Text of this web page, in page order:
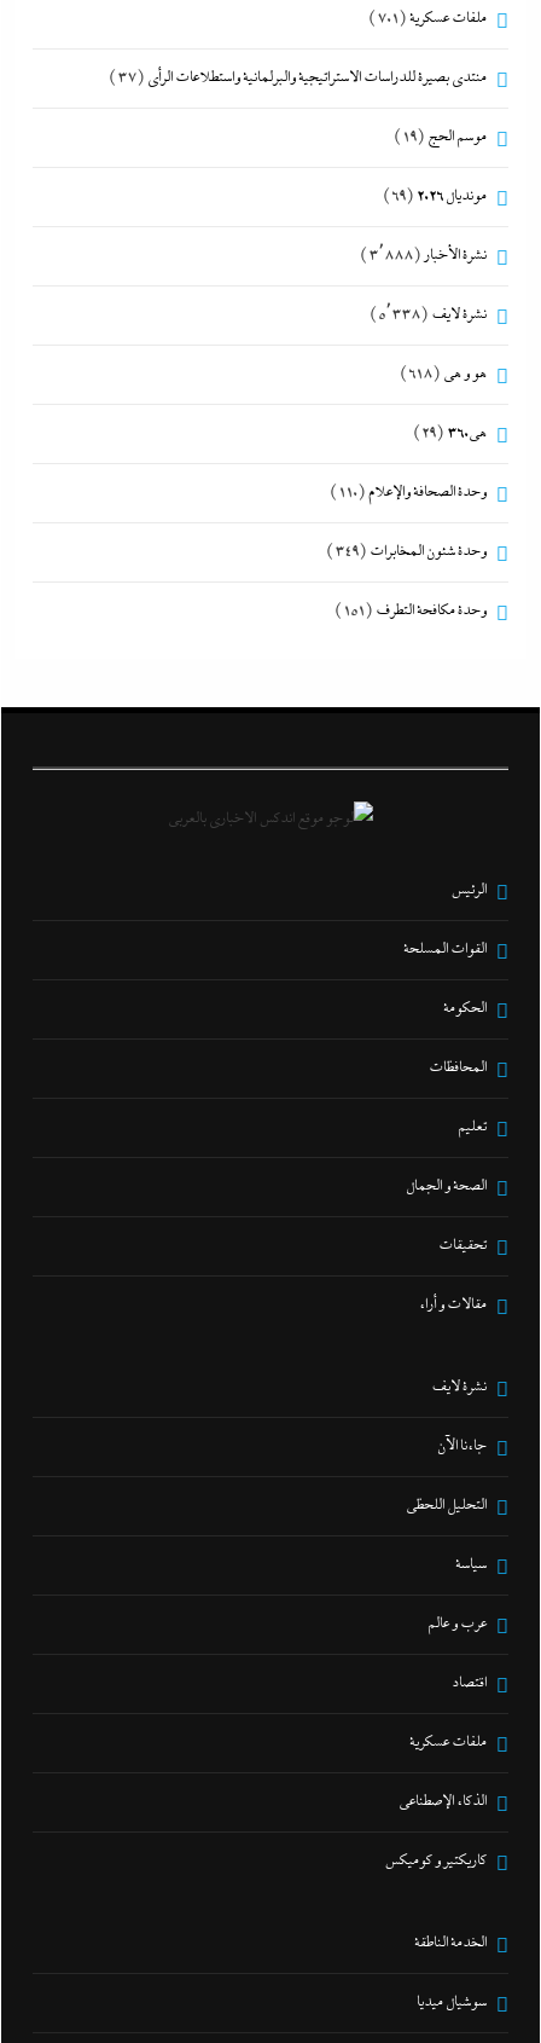
ملفات عسكرية(701)
منتدى بصيرة للدراسات الاستراتيجية والبرلمانية واستطلاعات الرأى (37)
موسم الحج (19)
مونديال 2026 (69)
نشرة الأخبار (3٬888)
نشرة لايف (5٬338)
هو و هي (618)
هى360 (29)
وحدة الصحافة والإعلام(110)
وحدة شئون المخابرات (349)
وحدة مكافحة التطرف (151)
الرئيس
القوات المسلحة
الحكومة
المحافظات
تعليم
الصحة و الجمال
تحقيقات
مقالات و أراء
نشرة لايف
جاءنا الآن
التحليل اللحظي
سياسة
عرب و عالم
اقتصاد
ملفات عسكرية
الذكاء الإصطناعي
كاريكتير و كوميكس
الخدمة الناطقة
سوشيال ميديا